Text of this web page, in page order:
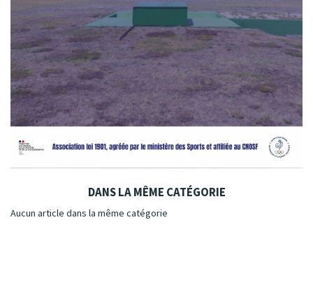
DANS LA MÊME CATÉGORIE
Aucun article dans la même catégorie